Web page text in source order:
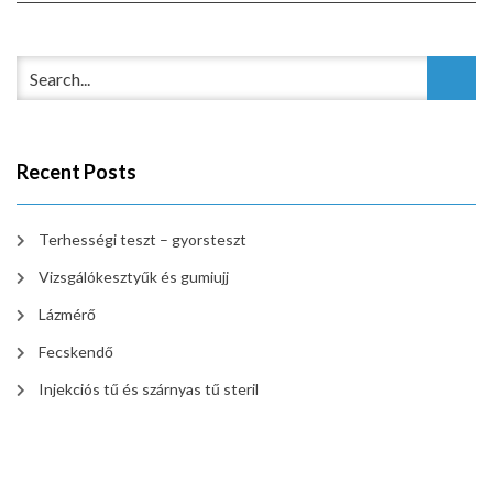
Recent Posts
Terhességi teszt – gyorsteszt
Vizsgálókesztyűk és gumiujj
Lázmérő
Fecskendő
Injekciós tű és szárnyas tű steril